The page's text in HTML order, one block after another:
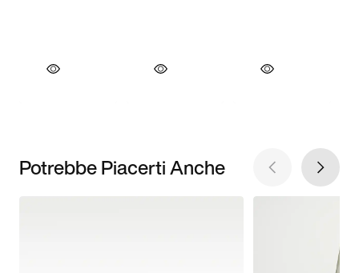
Potrebbe Piacerti Anche